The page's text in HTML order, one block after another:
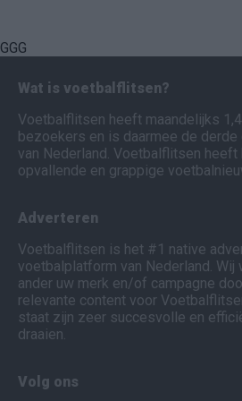
GGG
Wat is voetbalflitsen?
Voetbalflitsen heeft maandelijks
bezoekers en is daarmee de
van Nederland. Voetbalflitsen
opvallende en grappige
Adverteren
Voetbalflitsen is het #1 native
voetbalplatform van Nederland. Wij
ander uw merk en/of campagne
relevante content voor
staat zijn zeer succesvolle en
draaien.
Volg ons